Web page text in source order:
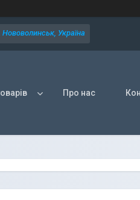
Україна
Про нас